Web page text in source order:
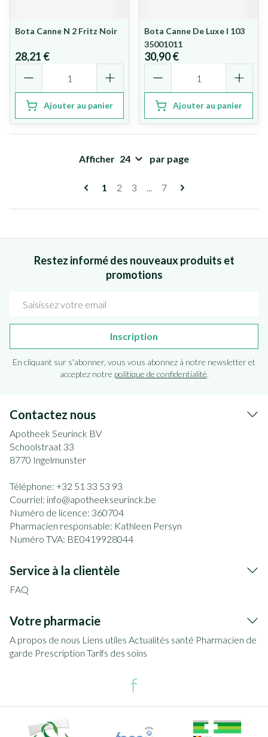
Bota Canne N 2 Fritz Noir
28,21 €
Ajouter au panier
Bota Canne De Luxe l 103
35001011
30,90 €
Ajouter au panier
Pages
Vous lisez actuellement la page
1 Page
2 Page
3 ... Page
7
Afficher par page
Restez informé des nouveaux produits et
promotions
Inscription
En cliquant sur s'abonner, vous vous abonnez à notre newsletter et
acceptez notre politique de confidentialité.
Contactez nous
Apotheek Seurinck BV
Schoolstraat 33
8770 Ingelmunster
Téléphone: +32 51 33 53 93
Courriel: info@apotheekseurinck.be
Numéro de licence: 360704
Pharmacien responsable: Kathleen Persyn
Numéro TVA: BE0419928044
Service à la clientèle
FAQ
Votre pharmacie
A propos de nous Liens utiles Actualités santé Pharmacien de
garde Prescription Tarifs des soins